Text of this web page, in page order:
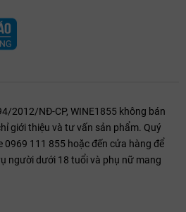
2012/NĐ-CP, WINE1855 không bán
giới thiệu và tư vấn sản phẩm. Quý
0969 111 855 hoặc đến cửa hàng để
người dưới 18 tuổi và phụ nữ mang